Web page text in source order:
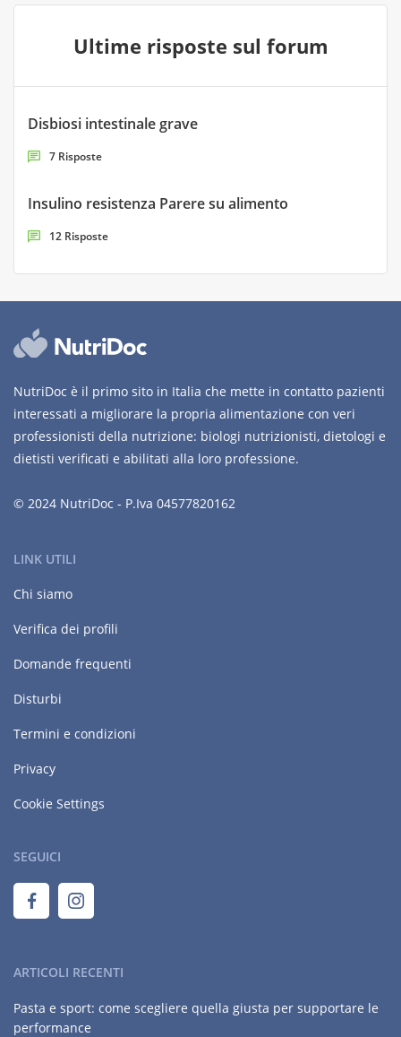
Ultime risposte sul forum
Disbiosi intestinale grave
7 Risposte
Insulino resistenza Parere su alimento
12 Risposte
NutriDoc è il primo sito in Italia che mette in contatto pazienti
interessati a migliorare la propria alimentazione con veri
professionisti della nutrizione: biologi nutrizionisti, dietologi e
dietisti verificati e abilitati alla loro professione.
© 2024 NutriDoc - P.Iva 04577820162
LINK UTILI
Chi siamo
Verifica dei profili
Domande frequenti
Disturbi
Termini e condizioni
Privacy
Cookie Settings
SEGUICI
ARTICOLI RECENTI
Pasta e sport: come scegliere quella giusta per supportare le
performance